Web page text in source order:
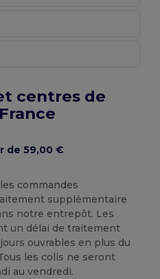
centres de
de 59,00 €
commandes
supplémentaire
notre entrepôt. Les
un délai de traitement
ouvrables en plus du
les colis ne seront
au vendredi.